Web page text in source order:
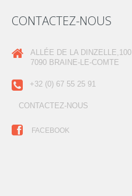
CONTACTEZ-NOUS
ALLÉE DE LA DINZELLE,100
7090 BRAINE-LE-COMTE
+32 (0) 67 55 25 91
CONTACTEZ-NOUS
FACEBOOK